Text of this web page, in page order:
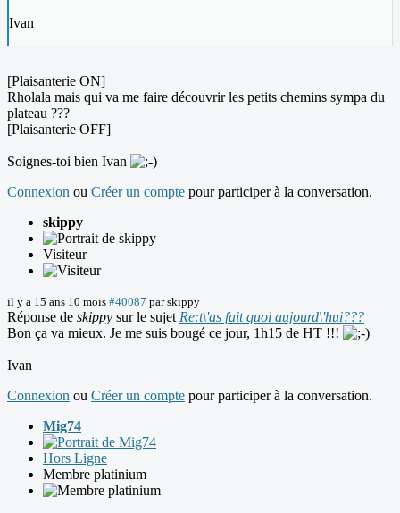
Ivan
[Plaisanterie ON]
Rholala mais qui va me faire découvrir les petits chemins sympa du
plateau ???
[Plaisanterie OFF]
Soignes-toi bien Ivan
Connexion ou Créer un compte pour participer à la conversation.
skippy
Visiteur
il y a 15 ans 10 mois #40087 parskippy
Réponse de skippy sur le sujet Re:t\'as fait quoi aujourd\'hui???
Bon ça va mieux. Je me suis bougé ce jour, 1h15 de HT !!!
Ivan
Connexion ou Créer un compte pour participer à la conversation.
Mig74
Hors Ligne
Membre platinium